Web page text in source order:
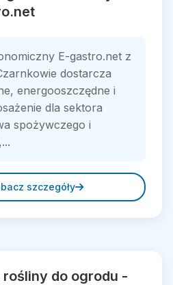
E-gastro.net z
dostarcza
energooszczędne i
dla sektora
spożywczego i
szczegóły
rośliny do ogrodu -